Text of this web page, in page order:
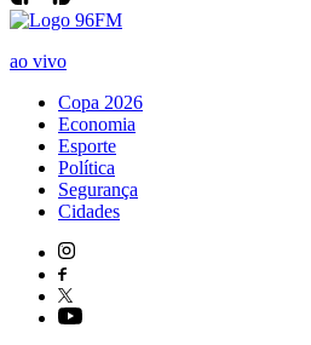
ao vivo
Copa 2026
Economia
Esporte
Política
Segurança
Cidades